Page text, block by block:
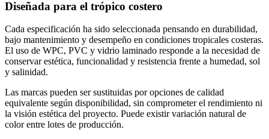
Diseñada para el trópico costero
Cada especificación ha sido seleccionada pensando en durabilidad,
bajo mantenimiento y desempeño en condiciones tropicales costeras.
El uso de WPC, PVC y vidrio laminado responde a la necesidad de
conservar estética, funcionalidad y resistencia frente a humedad, sol
y salinidad.
Las marcas pueden ser sustituidas por opciones de calidad
equivalente según disponibilidad, sin comprometer el rendimiento ni
la visión estética del proyecto. Puede existir variación natural de
color entre lotes de producción.